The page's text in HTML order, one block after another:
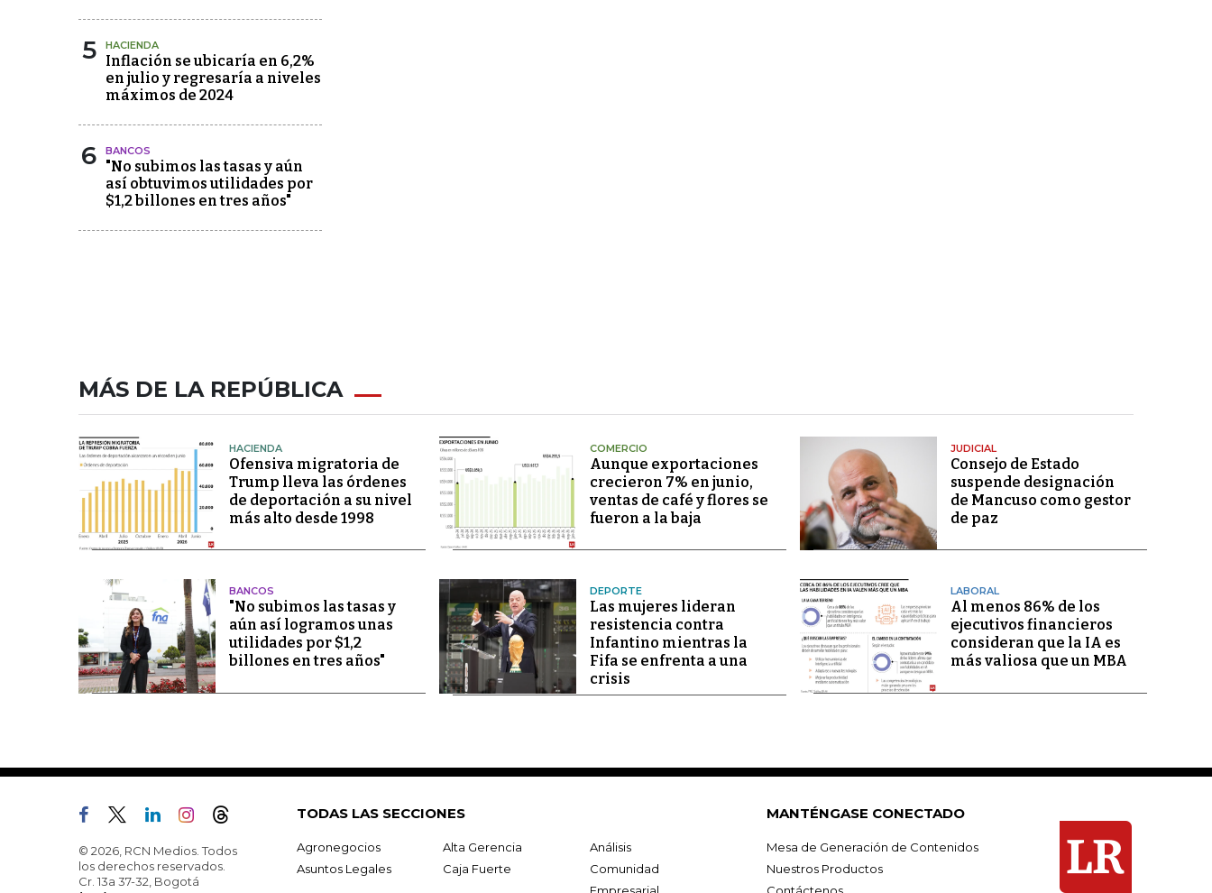
5 HACIENDA
Inflación se ubicaría en 6,2%
en julio y regresaría a niveles
máximos de 2024
6 BANCOS
"No subimos las tasas y aún
así obtuvimos utilidades por
$1,2 billones en tres años"
MÁS DE LA REPÚBLICA
HACIENDA
Ofensiva migratoria de
Trump lleva las órdenes
de deportación a su nivel
más alto desde 1998
COMERCIO
Aunque exportaciones
crecieron 7% en junio,
ventas de café y flores se
fueron a la baja
JUDICIAL
Consejo de Estado
suspende designación
de Mancuso como gestor
de paz
BANCOS
"No subimos las tasas y
aún así logramos unas
utilidades por $1,2
billones en tres años"
DEPORTE
Las mujeres lideran
resistencia contra
Infantino mientras la
Fifa se enfrenta a una
crisis
LABORAL
Al menos 86% de los
ejecutivos financieros
consideran que la IA es
más valiosa que un MBA
© 2026, RCN Medios. Todos
los derechos reservados.
Cr. 13a 37-32, Bogotá
TODAS LAS SECCIONES
Agronegocios Alta Gerencia
Análisis
Asuntos Legales
Caja Fuerte
Comunidad
MANTÉNGASE CONECTADO
Mesa de Generación de Contenidos
Nuestros Productos